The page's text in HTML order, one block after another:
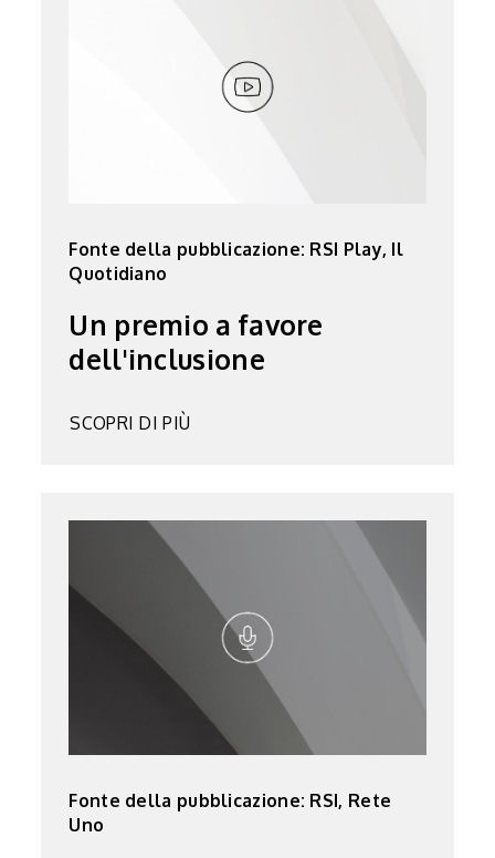
Fonte della pubblicazione: RSI Play, Il
Quotidiano
Un premio a favore
dell'inclusione
SCOPRI DI PIÙ
Fonte della pubblicazione: RSI, Rete
Uno